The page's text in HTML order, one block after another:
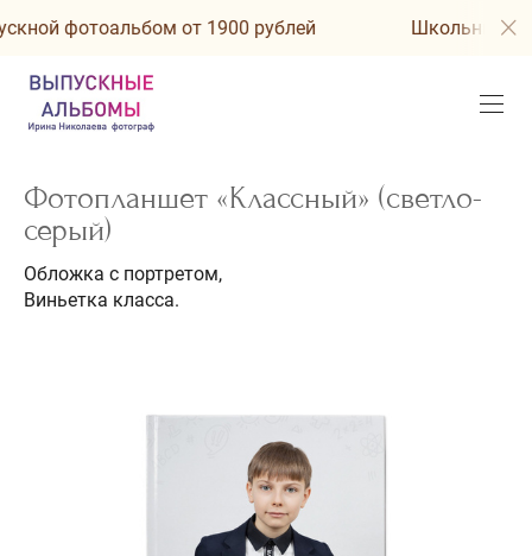
фотоальбом от 1900 рублей Школьный
Фотопланшет «Классный» (светло-
серый)
Обложка с портретом,
Виньетка класса.